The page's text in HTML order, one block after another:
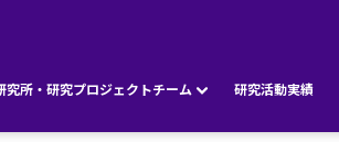
究所・研究プロジェクトチーム 研究活動実績